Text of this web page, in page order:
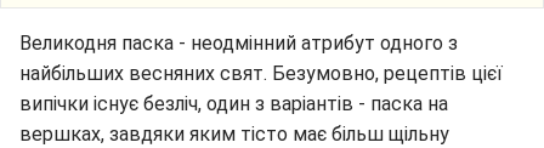
Великодня паска - неодмінний атрибут одного з
найбільших весняних свят. Безумовно, рецептів цієї
випічки існує безліч, один з варіантів - паска на
вершках, завдяки яким тісто має більш щільну